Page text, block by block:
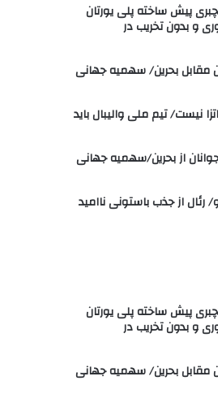
پیش ساخته پلی یورتان
و بدون تخریب در
مقابل بحرین/ سهمیه جهانی
نیست/ تیم ملی والیبال باید
از بحرین/سهمیه جهانی
از جذب باستونی ناامید
پیش ساخته پلی یورتان
و بدون تخریب در
مقابل بحرین/ سهمیه جهانی